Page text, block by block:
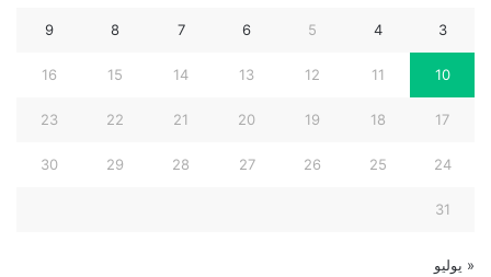
3
4
5
6
7
8
9
10
11
12
13
14
15
16
17
18
19
20
21
22
23
24
25
26
27
28
29
30
31
« يوليو